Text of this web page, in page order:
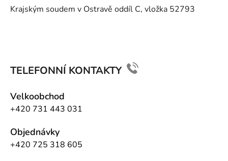
Krajským soudem v Ostravě oddíl C, vložka 52793
TELEFONNÍ KONTAKTY
Velkoobchod
+420 731 443 031
Objednávky
+420 725 318 605